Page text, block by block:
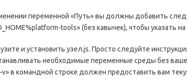
переменной «Путь» вы должны добавить
tools» (без кавычек), чтобы указать на
и установить узел.js. Просто следуйте
необходимые переменные среды без
в командной строке должен предоставить вам